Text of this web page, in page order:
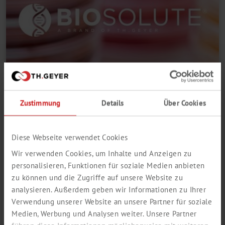
Zustimmung Details Über Cookies
Diese Webseite verwendet Cookies
Wir verwenden Cookies, um Inhalte und Anzeigen zu
personalisieren, Funktionen für soziale Medien anbieten
zu können und die Zugriffe auf unsere Website zu
analysieren. Außerdem geben wir Informationen zu Ihrer
Verwendung unserer Website an unsere Partner für soziale
Medien, Werbung und Analysen weiter. Unsere Partner
02.01.2024 Lab
LIFE SCIENCE
Dowiedz się więcej
All News